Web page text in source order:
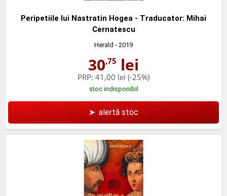
Peripetiile lui Nastratin Hogea - Traducator: Mihai
Cernatescu
Herald - 2019
30,75 lei
PRP: 41,00 lei (-25%)
stoc indisponibil
➤ alertă stoc